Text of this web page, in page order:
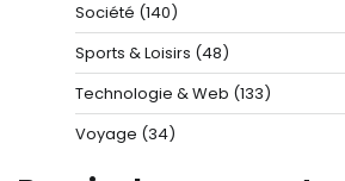
Société (140)
Sports & Loisirs (48)
Technologie & Web (133)
Voyage (34)